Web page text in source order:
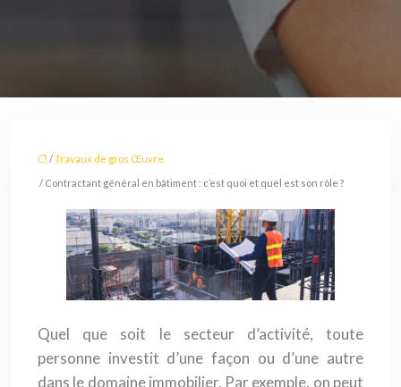
/Travaux de gros Œuvre
/ Contractant général en bâtiment : c’est quoi et quel est son rôle ?
Quel que soit le secteur d’activité, toute
personne investit d’une façon ou d’une autre
dans le domaine immobilier. Par exemple, on peut